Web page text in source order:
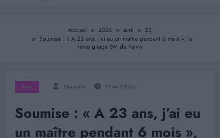
Accueil 2026 avril
23
Soumise : « A 23 ans, j’ai eu un maître pendant 6 mois », le
témoignage SM de Fanny
Sexo Alexandre 23 Avril 2026
Soumise : « A 23 ans, j’ai eu
un maître pendant 6 mois »,